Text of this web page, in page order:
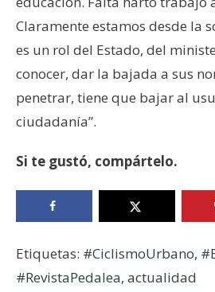
Claramente estamos desde la
es un rol del Estado, del
conocer, dar la bajada a sus
penetrar, tiene que bajar al
ciudadanía”.
Si te gustó, compártelo.
Etiquetas: #CiclismoUrbano,
#RevistaPedalea, actualidad